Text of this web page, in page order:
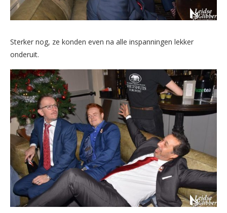
Sterker nog, ze konden even na alle inspanningen lekker
onderuit.